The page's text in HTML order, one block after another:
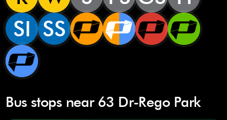
SI SS
Bus stops near 63 Dr-Rego Park